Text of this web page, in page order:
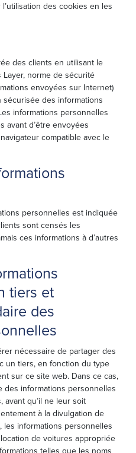
des cookies en les
des clients en utilisant le
Layer, norme de sécurité
envoyées sur Internet)
des informations
informations personnelles
avant d’être envoyées
compatible avec le
personnelles est indiquée
sont censés les
ces informations à d’autres
tiers et
des
nécessaire de partager des
un tiers, en fonction du type
sur ce site web. Dans ce cas,
des informations personnelles
avant qu’il ne leur soit
à la divulgation de
les informations personnelles
de voitures appropriée
telles que les noms